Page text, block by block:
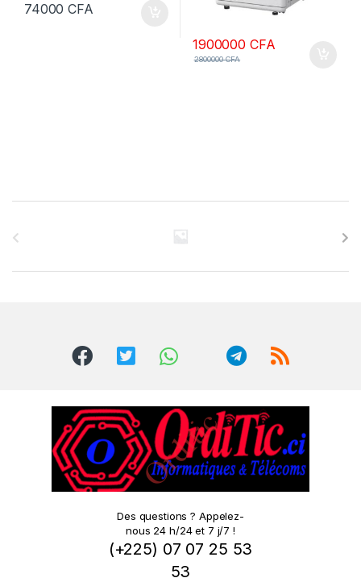
74000CFA
1900000 CFA
2800000CFA
Des questions ? Appelez-
nous 24 h/24 et 7 j/7 !
(+225) 07 07 25 53
53